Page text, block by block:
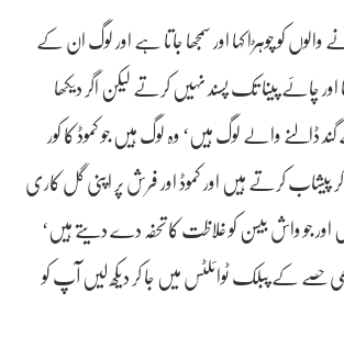
کو چوہڑا کہا اور سمجھا جاتا ہے اور لوگ ان کے
اور چائے پینا تک پسند نہیں کرتے لیکن اگر دیکھا
والے لوگ ہیں‘ وہ لوگ ہیں جو کموڈ کا کور
پیشاب کرتے ہیں اور کموڈ اور فرش پر اپنی گل کاری
جو واش بیسن کو غلاظت کا تحفہ دے دیتے ہیں‘
کے پبلک ٹوائلٹس میں جا کر دیکھ لیں آپ کو